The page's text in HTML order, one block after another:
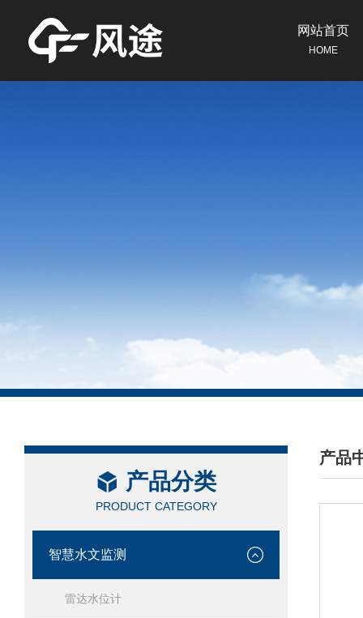
网站首页
HOME
产品分类
PRODUCT CATEGORY
智慧水文监测
雷达水位计
产品
/